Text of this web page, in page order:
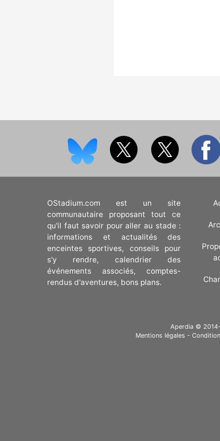
OStadium.com est un site
communautaire proposant tout ce
qu'il faut savoir pour aller au stade :
informations et actualités des
enceintes sportives, conseils pour
s'y rendre, calendrier des
événements associés, comptes-
rendus d'aventures, bons plans.
Aperdia ©
Mentions légales -